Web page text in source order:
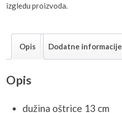
izgledu proizvoda.
Opis Dodatne informacije
Opis
dužina oštrice 13 cm